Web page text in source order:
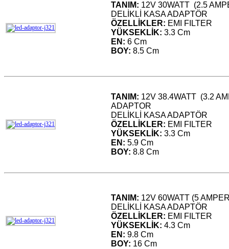
TANIM: 12V 30WATT (2.5
DELİKLİ KASA ADAPTÖR
ÖZELLİKLER: EMI FILTER
YÜKSEKLİK: 3.3 Cm
EN: 6 Cm
BOY: 8.5 Cm
TANIM: 12V 38.4WATT (3.2
ADAPTOR
DELİKLİ KASA ADAPTÖR
ÖZELLİKLER: EMI FILTER
YÜKSEKLİK: 3.3 Cm
EN: 5.9 Cm
BOY: 8.8 Cm
TANIM: 12V 60WATT (5
DELİKLİ KASA ADAPTÖR
ÖZELLİKLER: EMI FILTER
YÜKSEKLİK: 4.3 Cm
EN: 9.8 Cm
BOY: 16 Cm